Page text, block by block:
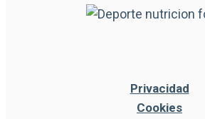
Privacidad
Cookies